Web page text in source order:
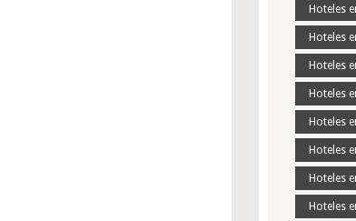
Hoteles
Hoteles
Hoteles
Hoteles
Hoteles
Hoteles
Hoteles
Hoteles